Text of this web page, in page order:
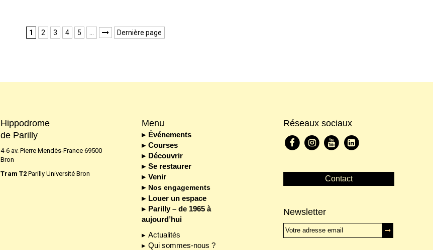
1 2 3 4 5  Dernière page
Hippodrome
de Parilly
4-6 av. Pierre Mendès-France 69500
Bron
Tram T2Parilly Université Bron
Menu
Événements
Courses
Découvrir
Se restaurer
Venir
Nos engagements
Louer un espace
Parilly – de 1965 à
aujourd’hui
Actualités
Qui sommes-nous ?
Réseaux sociaux
Contact
Newsletter